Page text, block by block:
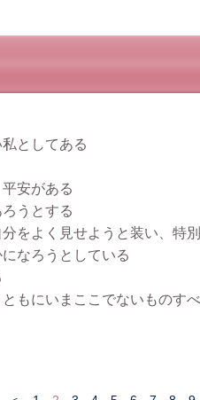
としてある
安がある
うとする
をよく見せようと装い、特
なろうとしている
もにいまここでないものす